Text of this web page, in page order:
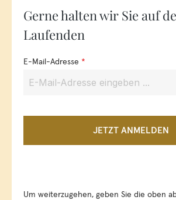
Gerne halten wir Sie auf
Laufenden
E-Mail-Adresse *
JETZT ANMELDEN
Um weiterzugehen, geben Sie die oben